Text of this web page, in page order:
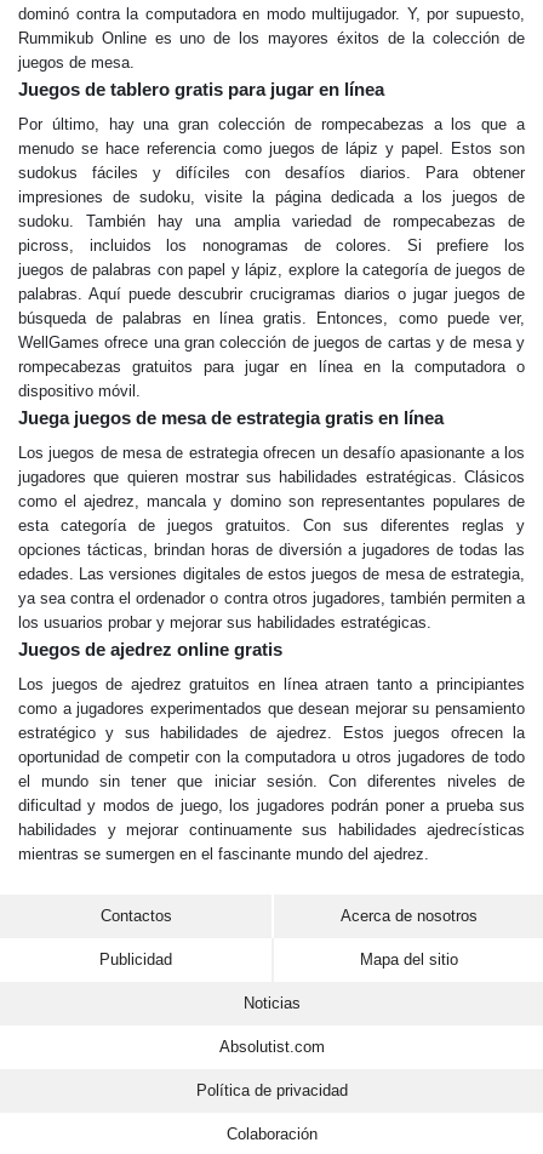
dominó contra la computadora en modo multijugador. Y, por supuesto,
Rummikub Online es uno de los mayores éxitos de la colección de
juegos de mesa.
Juegos de tablero gratis para jugar en línea
Por último, hay una gran colección de rompecabezas a los que a
menudo se hace referencia como juegos de lápiz y papel. Estos son
sudokus fáciles y difíciles con desafíos diarios. Para obtener
impresiones de sudoku, visite la página dedicada a los juegos de
sudoku. También hay una amplia variedad de rompecabezas de
picross, incluidos los nonogramas de colores. Si prefiere los
juegos de palabras con papel y lápiz, explore la categoría de juegos de
palabras. Aquí puede descubrir crucigramas diarios o jugar juegos de
búsqueda de palabras en línea gratis. Entonces, como puede ver,
WellGames ofrece una gran colección de juegos de cartas y de mesa y
rompecabezas gratuitos para jugar en línea en la computadora o
dispositivo móvil.
Juega juegos de mesa de estrategia gratis en línea
Los juegos de mesa de estrategia ofrecen un desafío apasionante a los
jugadores que quieren mostrar sus habilidades estratégicas. Clásicos
como el ajedrez, mancala y domino son representantes populares de
esta categoría de juegos gratuitos. Con sus diferentes reglas y
opciones tácticas, brindan horas de diversión a jugadores de todas las
edades. Las versiones digitales de estos juegos de mesa de estrategia,
ya sea contra el ordenador o contra otros jugadores, también permiten a
los usuarios probar y mejorar sus habilidades estratégicas.
Juegos de ajedrez online gratis
Los juegos de ajedrez gratuitos en línea atraen tanto a principiantes
como a jugadores experimentados que desean mejorar su pensamiento
estratégico y sus habilidades de ajedrez. Estos juegos ofrecen la
oportunidad de competir con la computadora u otros jugadores de todo
el mundo sin tener que iniciar sesión. Con diferentes niveles de
dificultad y modos de juego, los jugadores podrán poner a prueba sus
habilidades y mejorar continuamente sus habilidades ajedrecísticas
mientras se sumergen en el fascinante mundo del ajedrez.
Contactos Acerca de nosotros
Publicidad Mapa del sitio
Noticias
Absolutist.com
Política de privacidad
Colaboración